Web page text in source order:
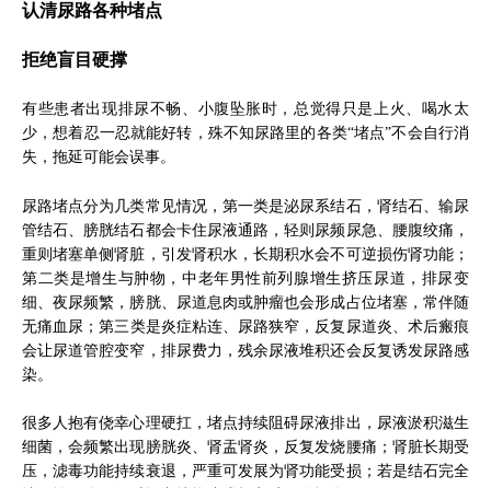
认清尿路各种堵点
拒绝盲目硬撑
有些患者出现排尿不畅、小腹坠胀时，总觉得只是上火、喝水太
少，想着忍一忍就能好转，殊不知尿路里的各类“堵点”不会自行消
失，拖延可能会误事。
尿路堵点分为几类常见情况，第一类是泌尿系结石，肾结石、输尿
管结石、膀胱结石都会卡住尿液通路，轻则尿频尿急、腰腹绞痛，
重则堵塞单侧肾脏，引发肾积水，长期积水会不可逆损伤肾功能；
第二类是增生与肿物，中老年男性前列腺增生挤压尿道，排尿变
细、夜尿频繁，膀胱、尿道息肉或肿瘤也会形成占位堵塞，常伴随
无痛血尿；第三类是炎症粘连、尿路狭窄，反复尿道炎、术后瘢痕
会让尿道管腔变窄，排尿费力，残余尿液堆积还会反复诱发尿路感
染。
很多人抱有侥幸心理硬扛，堵点持续阻碍尿液排出，尿液淤积滋生
细菌，会频繁出现膀胱炎、肾盂肾炎，反复发烧腰痛；肾脏长期受
压，滤毒功能持续衰退，严重可发展为肾功能受损；若是结石完全